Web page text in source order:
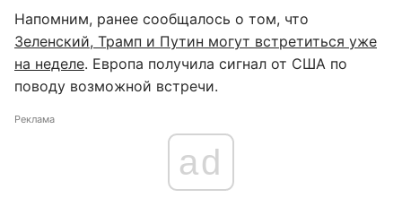
Напомним, ранее сообщалось о том, что
Зеленский, Трамп и Путин могут встретиться уже
на неделе. Европа получила сигнал от США по
поводу возможной встречи.
Реклама
ad